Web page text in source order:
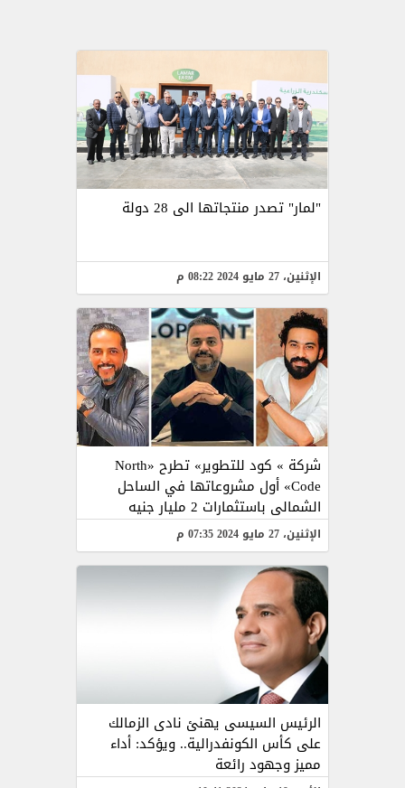
"لمار" تصدر منتجاتها الى 28 دولة
الإثنين، 27 مايو 2024 08:22 م
شركة » كود للتطوير» تطرح «North
Code» أول مشروعاتها في الساحل
الشمالى باستثمارات 2 مليار جنيه
الإثنين، 27 مايو 2024 07:35 م
الرئيس السيسى يهنئ نادى الزمالك
على كأس الكونفدرالية.. ويؤكد: أداء
مميز وجهود رائعة